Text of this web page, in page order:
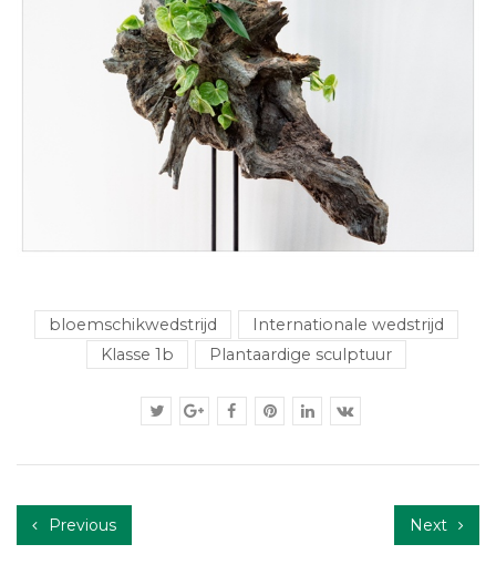
bloemschikwedstrijd
Internationale wedstrijd
Klasse 1b
Plantaardige sculptuur
Previous Next